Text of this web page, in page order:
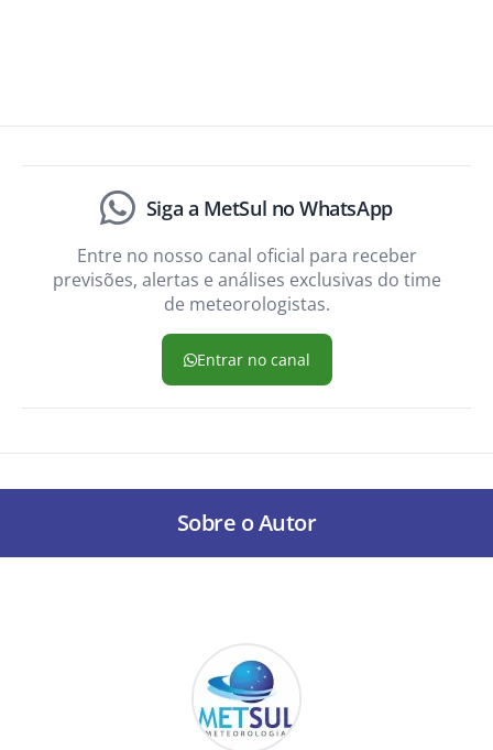
Siga a MetSul no WhatsApp
Entre no nosso canal oficial para receber
previsões, alertas e análises exclusivas do time
de meteorologistas.
Entrar no canal
Sobre o Autor